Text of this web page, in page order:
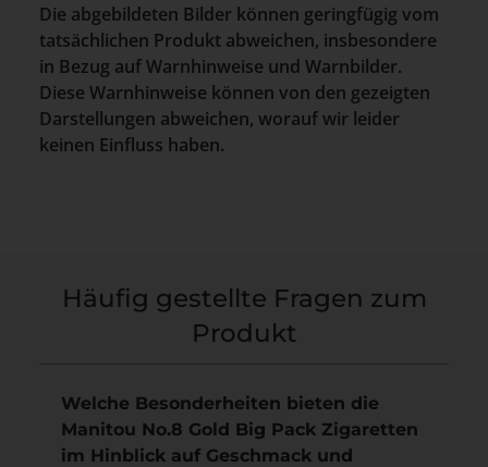
Die abgebildeten Bilder können geringfügig vom
tatsächlichen Produkt abweichen, insbesondere
in Bezug auf Warnhinweise und Warnbilder.
Diese Warnhinweise können von den gezeigten
Darstellungen abweichen, worauf wir leider
keinen Einfluss haben.
Häufig gestellte Fragen zum
Produkt
Welche Besonderheiten bieten die
Manitou No.8 Gold Big Pack Zigaretten
im Hinblick auf Geschmack und